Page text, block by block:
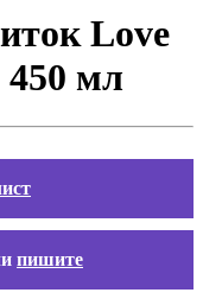
Love
мл
пишите